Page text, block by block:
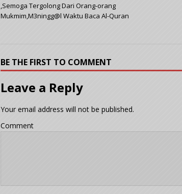
,Semoga Tergolong Dari Orang-orang
Mukmim,M3ningg@l Waktu Baca Al-Quran
BE THE FIRST TO COMMENT
Leave a Reply
Your email address will not be published.
Comment